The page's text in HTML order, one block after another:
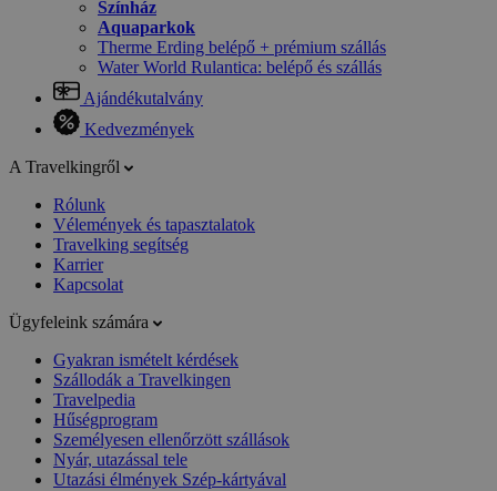
Színház
Aquaparkok
Therme Erding belépő + prémium szállás
Water World Rulantica: belépő és szállás
Ajándékutalvány
Kedvezmények
A Travelkingről
Rólunk
Vélemények és tapasztalatok
Travelking segítség
Karrier
Kapcsolat
Ügyfeleink számára
Gyakran ismételt kérdések
Szállodák a Travelkingen
Travelpedia
Hűségprogram
Személyesen ellenőrzött szállások
Nyár, utazással tele
Utazási élmények Szép-kártyával